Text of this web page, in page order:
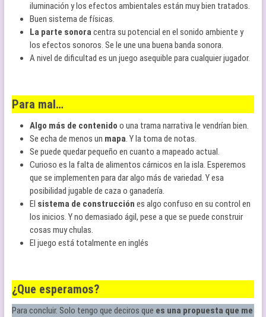
iluminación y los efectos ambientales están muy bien tratados.
Buen sistema de físicas.
La parte sonora centra su potencial en el sonido ambiente y
los efectos sonoros. Se le une una buena banda sonora.
A nivel de dificultad es un juego asequible para cualquier jugador.
Para mal…
Algo más de contenido o una trama narrativa le vendrían bien.
Se echa de menos un mapa . Y la toma de notas.
Se puede quedar pequeño en cuanto a mapeado actual.
Curioso es la falta de alimentos cárnicos en la isla. Esperemos
que se implementen para dar algo más de variedad. Y esa
posibilidad jugable de caza o ganadería.
El sistema de construcción es algo confuso en su control en
los inicios. Y no demasiado ágil, pese a que se puede construir
cosas muy chulas.
El juego está totalmente en inglés
¿Que esperamos?
Para concluir. Solo tengo que deciros que es una propuesta que me